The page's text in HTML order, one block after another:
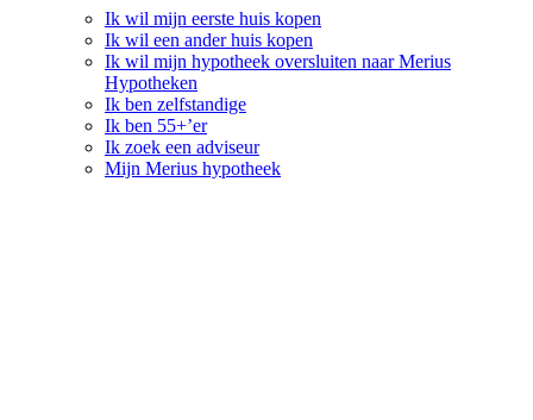
Ik wil mijn eerste huis kopen
Ik wil een ander huis kopen
Ik wil mijn hypotheek oversluiten naar Merius
Hypotheken
Ik ben zelfstandige
Ik ben 55+’er
Ik zoek een adviseur
Mijn Merius hypotheek